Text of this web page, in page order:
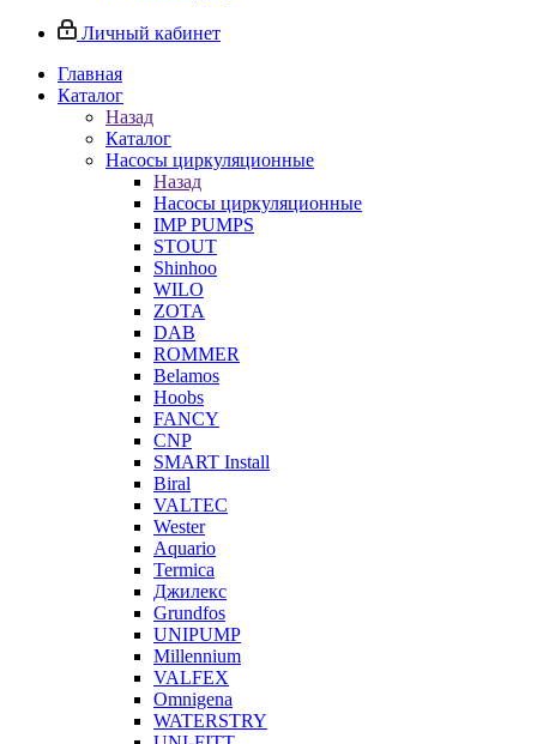
Личный кабинет
Главная
Каталог
Назад
Каталог
Насосы циркуляционные
Назад
Насосы циркуляционные
IMP PUMPS
STOUT
Shinhoo
WILO
ZOTA
DAB
ROMMER
Belamos
Hoobs
FANCY
CNP
SMART Install
Biral
VALTEC
Wester
Aquario
Termica
Джилекс
Grundfos
UNIPUMP
Millennium
VALFEX
Omnigena
WATERSTRY